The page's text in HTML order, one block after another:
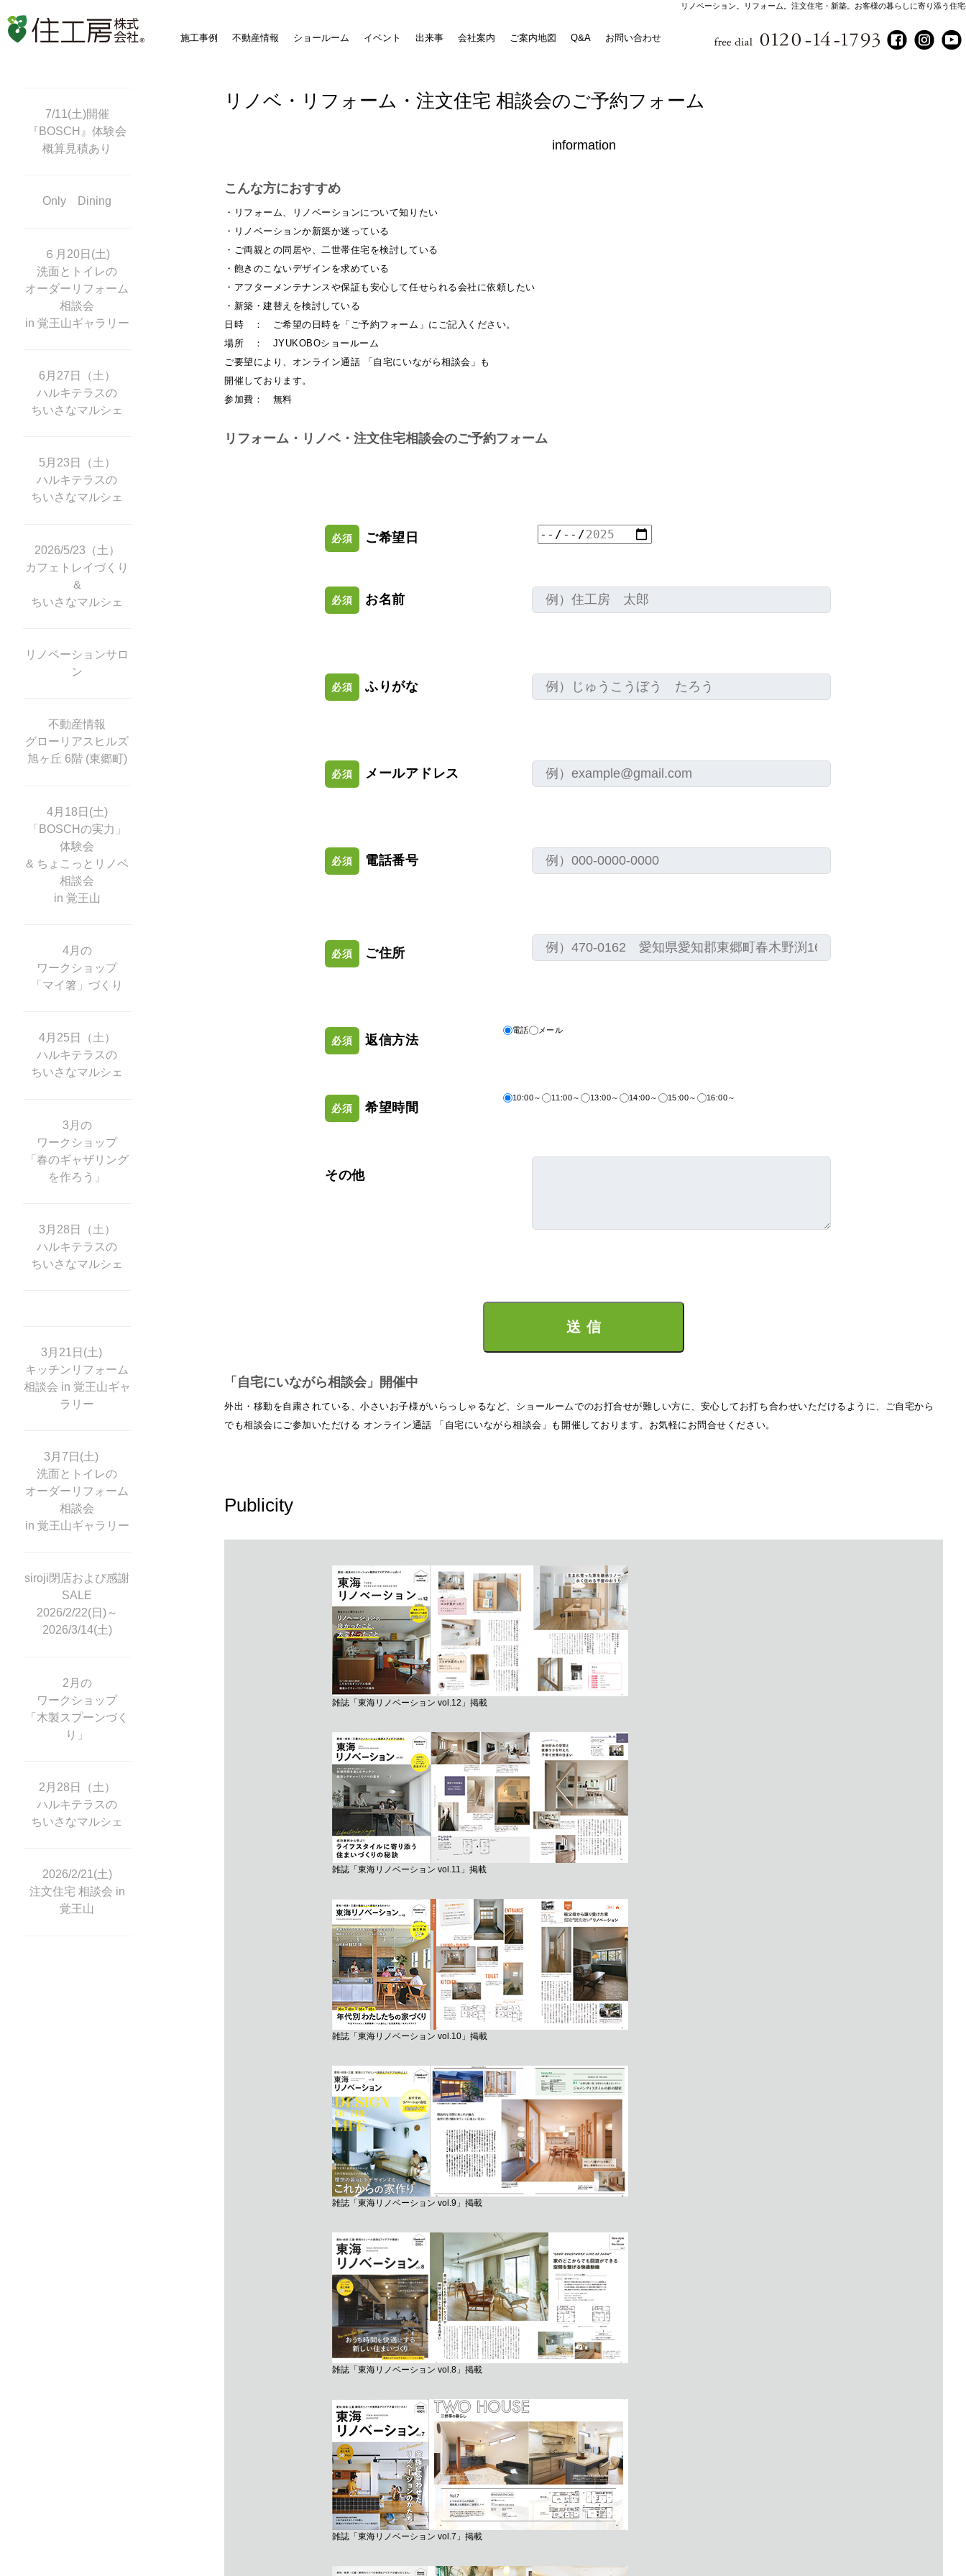
リノベーション。リフォーム。注文住宅・新築。お客様の暮らしに寄り添う住
施工事例 不動産情報 ショールーム イベント 出来事 会社案内 ご案内地図 Q&A お問い合わせ
リノベ・リフォーム・注文住宅 相談会のご予約フォーム
information
こんな方におすすめ
・リフォーム、リノベーションについて知りたい
・リノベーションか新築か迷っている
・ご両親との同居や、二世帯住宅を検討している
・飽きのこないデザインを求めている
・アフターメンテナンスや保証も安心して任せられる会社に依頼したい
・新築・建替えを検討している
日時 ： ご希望の日時を「ご予約フォーム」にご記入ください。
場所 ： JYUKOBOショールーム
ご要望により、オンライン通話 「自宅にいながら相談会」も
開催しております。
参加費： 無料
リフォーム・リノベ・注文住宅相談会のご予約フォーム
必須 ご希望日
必須 お名前
必須 ふりがな
必須 メールアドレス
必須 電話番号
必須 ご住所
必須 返信方法
電話 メール
必須 希望時間
10:00～ 11:00～ 13:00～ 14:00～ 15:00～ 16:00～
その他
「自宅にいながら相談会」開催中
外出・移動を自粛されている、小さいお子様がいらっしゃるなど、ショールームでのお打合せが難しい方に、安心してお打ち合わせいただけるように、ご自宅から
でも相談会にご参加いただける オンライン通話 「自宅にいながら相談会」も開催しております。お気軽にお問合せください。
Publicity
雑誌「東海リノベーション vol.12」掲載
雑誌「東海リノベーション vol.11」掲載
雑誌「東海リノベーション vol.10」掲載
雑誌「東海リノベーション vol.9」掲載
雑誌「東海リノベーション vol.8」掲載
雑誌「東海リノベーション vol.7」掲載
7/11(土)開催
『BOSCH』体験会
概算見積あり
Only Dining
６月20日(土)
洗面とトイレの
オーダーリフォーム
相談会
in 覚王山ギャラリー
6月27日（土）
ハルキテラスの
ちいさなマルシェ
5月23日（土）
ハルキテラスの
ちいさなマルシェ
2026/5/23（土）
カフェトレイづくり
&
ちいさなマルシェ
リノベーションサロ
ン
不動産情報
グローリアスヒルズ
旭ヶ丘 6階 (東郷町)
4月18日(土)
「BOSCHの実力」
体験会
& ちょこっとリノベ
相談会
in 覚王山
4月の
ワークショップ
「マイ箸」づくり
4月25日（土）
ハルキテラスの
ちいさなマルシェ
3月の
ワークショップ
「春のギャザリング
を作ろう」
3月28日（土）
ハルキテラスの
ちいさなマルシェ
3月21日(土)
キッチンリフォーム
相談会 in 覚王山ギャ
ラリー
3月7日(土)
洗面とトイレの
オーダーリフォーム
相談会
in 覚王山ギャラリー
siroji閉店および感謝
SALE
2026/2/22(日)～
2026/3/14(土)
2月の
ワークショップ
「木製スプーンづく
り」
2月28日（土）
ハルキテラスの
ちいさなマルシェ
2026/2/21(土)
注文住宅 相談会 in
覚王山